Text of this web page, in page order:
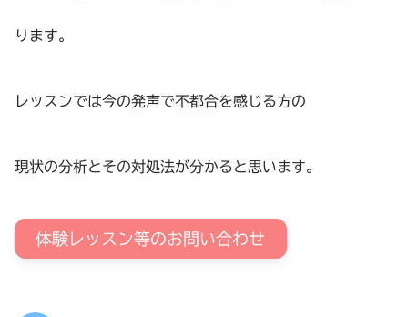
ります。
レッスンでは今の発声で不都合を感じる方の
現状の分析とその対処法が分かると思います。
体験レッスン等のお問い合わせ